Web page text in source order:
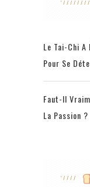
Le Tai-Chi
Pour Se
Faut-Il
La Passion ?